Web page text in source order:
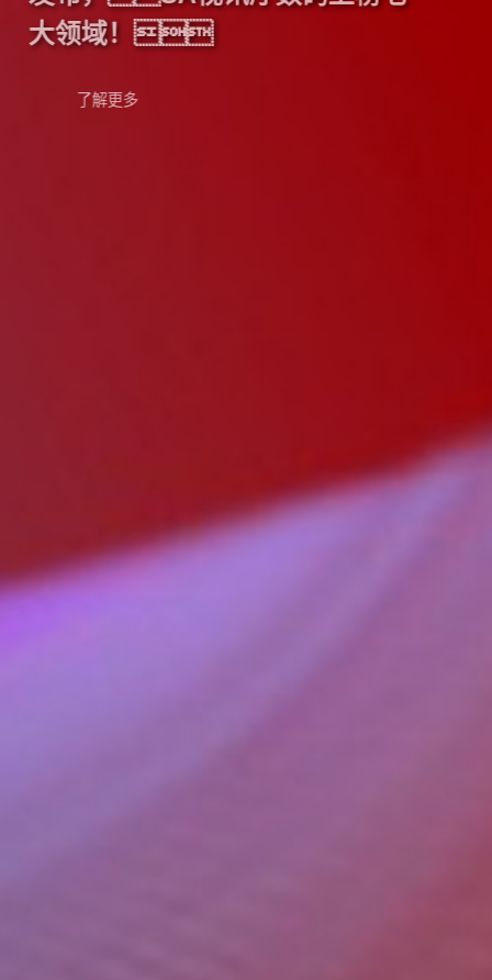
大领域！
了解更多